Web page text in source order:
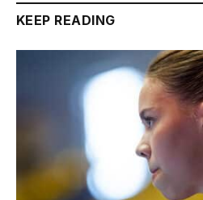
KEEP READING